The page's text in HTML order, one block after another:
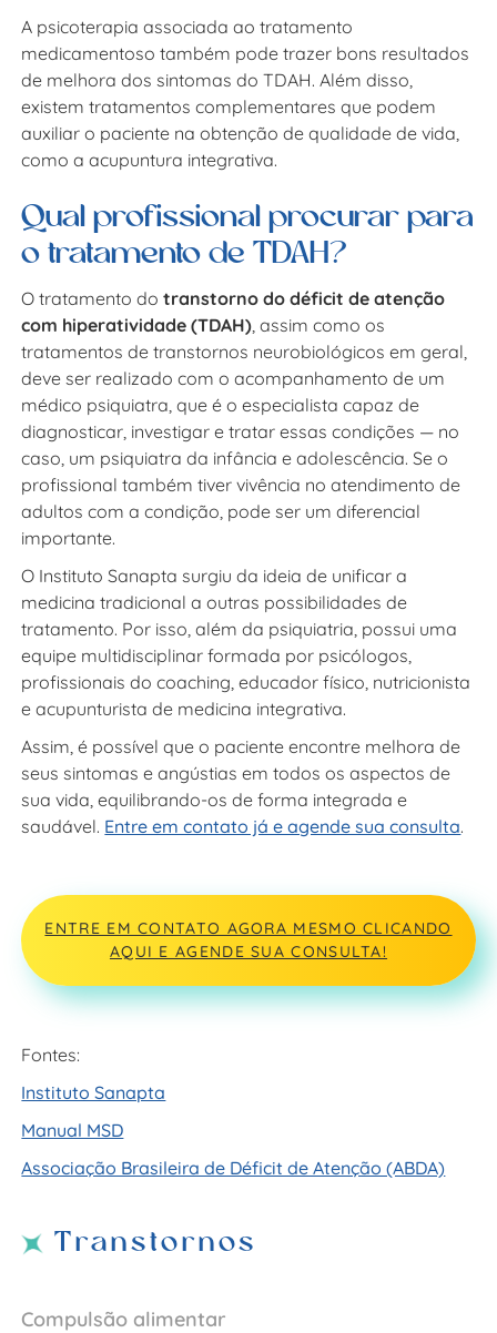
A psicoterapia associada ao tratamento
medicamentoso também pode trazer bons resultados
de melhora dos sintomas do TDAH. Além disso,
existem tratamentos complementares que podem
auxiliar o paciente na obtenção de qualidade de vida,
como a acupuntura integrativa.
Qual profissional procurar para
o tratamento de TDAH?
O tratamento dotranstorno do déficit de atenção
com hiperatividade (TDAH) , assim como os
tratamentos de transtornos neurobiológicos em geral,
deve ser realizado com o acompanhamento de um
médico psiquiatra, que é o especialista capaz de
diagnosticar, investigar e tratar essas condições — no
caso, um psiquiatra da infância e adolescência. Se o
profissional também tiver vivência no atendimento de
adultos com a condição, pode ser um diferencial
importante.
O Instituto Sanapta surgiu da ideia de unificar a
medicina tradicional a outras possibilidades de
tratamento. Por isso, além da psiquiatria, possui uma
equipe multidisciplinar formada por psicólogos,
profissionais do coaching, educador físico, nutricionista
e acupunturista de medicina integrativa.
Assim, é possível que o paciente encontre melhora de
seus sintomas e angústias em todos os aspectos de
sua vida, equilibrando-os de forma integrada e
saudável. Entre em contato já e agende sua consulta.
ENTRE EM CONTATO AGORA MESMO CLICANDO
AQUI E AGENDE SUA CONSULTA!
Fontes:
Instituto Sanapta
Manual MSD
Associação Brasileira de Déficit de Atenção (ABDA)
Transtornos
Compulsão alimentar